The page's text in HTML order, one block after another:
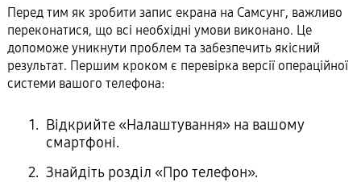
Перед тим як зробити запис екрана на Самсунг, важливо
переконатися, що всі необхідні умови виконано. Це
допоможе уникнути проблем та забезпечить якісний
результат. Першим кроком є перевірка версії операційної
системи вашого телефона:
Відкрийте «Налаштування» на вашому
смартфоні.
Знайдіть розділ «Про телефон».